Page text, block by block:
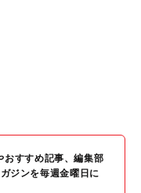
すすめ記事、編集部
ジンを毎週金曜日に